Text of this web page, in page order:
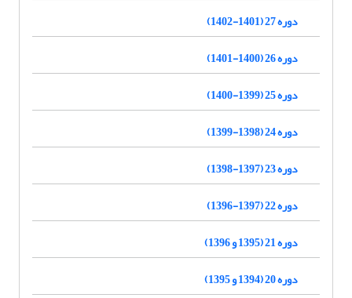
دوره 27 (1401-1402)
دوره 26 (1400-1401)
دوره 25 (1399-1400)
دوره 24 (1398-1399)
دوره 23 (1397-1398)
دوره 22 (1397-1396)
دوره 21 (1395 و 1396)
دوره 20 (1394 و 1395)